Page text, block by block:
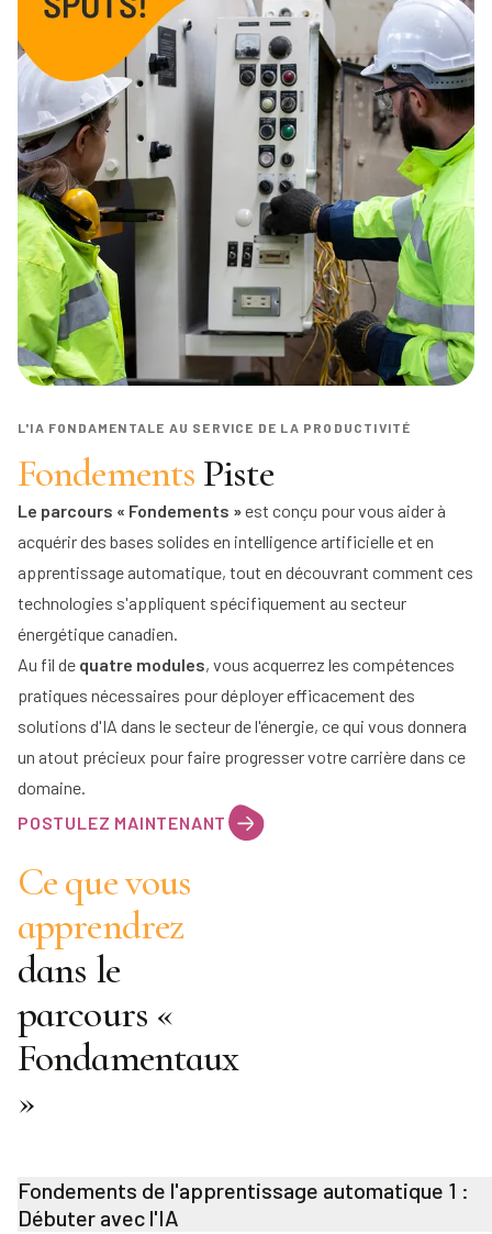
L'IA FONDAMENTALE AU SERVICE DE LA PRODUCTIVITÉ
Fondements Piste
Le parcours « Fondements »est conçu pour vous aider à
acquérir des bases solides en intelligence artificielle et en
apprentissage automatique, tout en découvrant comment ces
technologies s'appliquent spécifiquement au secteur
énergétique canadien.
Au fil de quatre modules, vous acquerrez les compétences
pratiques nécessaires pour déployer efficacement des
solutions d'IA dans le secteur de l'énergie, ce qui vous donnera
un atout précieux pour faire progresser votre carrière dans ce
domaine.
POSTULEZ MAINTENANT
Ce que vous
apprendrez
dans le
parcours «
Fondamentaux
»
Fondements de l'apprentissage automatique 1 :
Débuter avec l'IA